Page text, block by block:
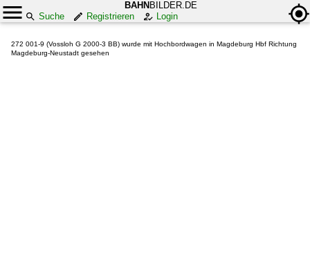
BAHN BILDER.DE
Suche
Registrieren Login
272 001-9 (Vossloh G 2000-3 BB) wurde mit Hochbordwagen in Magdeburg Hbf Richtung
Magdeburg-Neustadt gesehen